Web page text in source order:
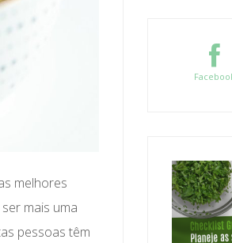
melhores
mais uma
pessoas têm